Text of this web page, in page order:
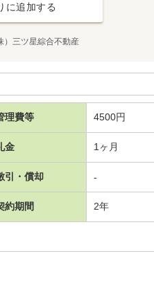
に追加する
）三ツ星綜合不動産
理費等 4500円
金 1ヶ月
引・償却 -
約期間 2年